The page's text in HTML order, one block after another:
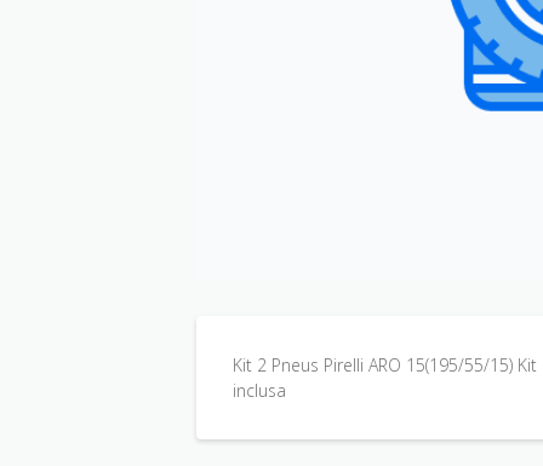
Kit 2 Pneus Pirelli ARO 15(195/55/15)
inclusa